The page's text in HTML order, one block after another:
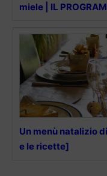
miele | IL
Un menù natalizio
e le ricette]